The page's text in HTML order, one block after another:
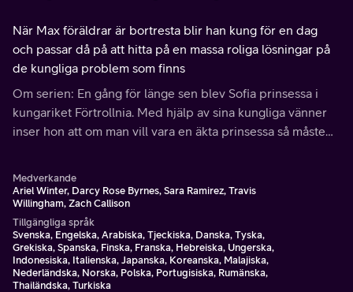
När Max föräldrar är bortresta blir han kung för en dag
och passar då på att hitta på en massa roliga lösningar på
de kungliga problem som finns
Om serien: En gång för länge sen blev Sofia prinsessa i
kungariket Förtrollnia. Med hjälp av sina kungliga vänner
inser hon att om man vill vara en äkta prinsessa så måste
Medverkande
Ariel Winter, Darcy Rose Byrnes, Sara Ramirez, Travis
Willingham, Zach Callison
Tillgängliga språk
Svenska, Engelska, Arabiska, Tjeckiska, Danska, Tyska,
Grekiska, Spanska, Finska, Franska, Hebreiska, Ungerska,
Indonesiska, Italienska, Japanska, Koreanska, Malajiska,
Nederländska, Norska, Polska, Portugisiska, Rumänska,
Thailändska, Turkiska